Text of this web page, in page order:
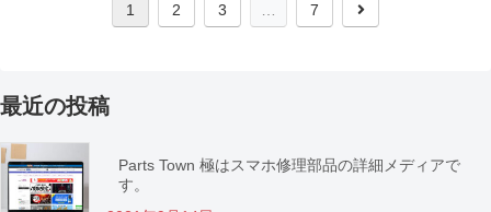
1 2 3 7
最近の投稿
Parts Town 極はスマホ修理部品の詳細メディアで
す。